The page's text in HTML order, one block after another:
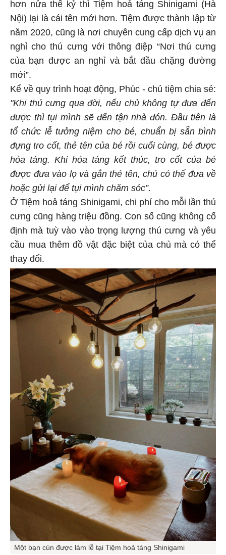
hơn nửa thế kỷ thì Tiệm hoả táng Shinigami (Hà
Nội) lại là cái tên mới hơn. Tiệm được thành lập từ
năm 2020, cũng là nơi chuyên cung cấp dịch vụ an
nghỉ cho thú cưng với thông điệp “Nơi thú cưng
của bạn được an nghỉ và bắt đầu chặng đường
mới”.
Kể về quy trình hoạt động, Phúc - chủ tiệm chia sẻ:
"Khi thú cưng qua đời, nếu chủ không tự đưa đến
được thì tụi mình sẽ đến tận nhà đón. Đầu tiên là
tổ chức lễ tưởng niệm cho bé, chuẩn bị sẵn bình
đựng tro cốt, thẻ tên của bé rồi cuối cùng, bé được
hỏa táng. Khi hỏa táng kết thúc, tro cốt của bé
được đưa vào lọ và gắn thẻ tên, chủ có thể đưa về
hoặc gửi lại để tụi mình chăm sóc”.
Ở Tiệm hoả táng Shinigami, chi phí cho mỗi lần thú
cưng cũng hàng triệu đồng. Con số cũng không cố
định mà tuỳ vào vào trọng lượng thú cưng và yêu
cầu mua thêm đồ vật đặc biệt của chủ mà có thể
thay đổi.
Một bạn cún được làm lễ tại Tiệm hoả táng Shinigami